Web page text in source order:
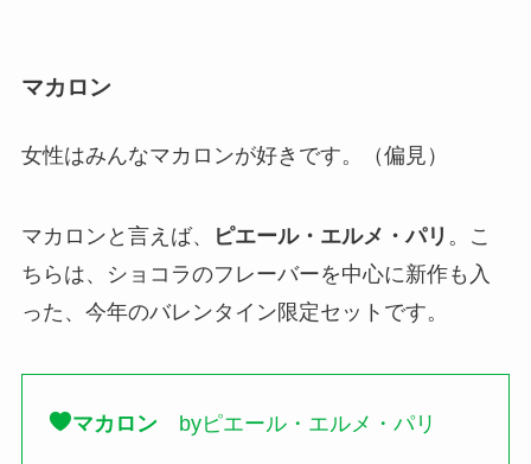
マカロン
女性はみんなマカロンが好きです。（偏見）
マカロンと言えば、 ピエール・エルメ・パリ 。こ
ちらは、ショコラのフレーバーを中心に新作も入
った、今年のバレンタイン限定セットです。
マカロンbyピエール・エルメ・パリ